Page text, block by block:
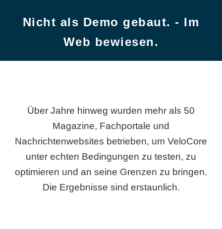
Nicht als Demo gebaut. - Im
Web bewiesen.
Über Jahre hinweg wurden mehr als 50
Magazine, Fachportale und
Nachrichtenwebsites betrieben, um VeloCore
unter echten Bedingungen zu testen, zu
optimieren und an seine Grenzen zu bringen.
Die Ergebnisse sind erstaunlich.